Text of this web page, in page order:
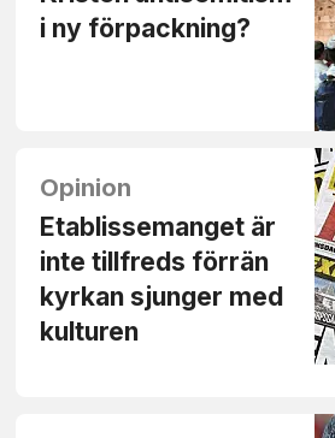
i ny förpackning?
Opinion
Etablissemanget är
inte tillfreds förrän
kyrkan sjunger med
kulturen